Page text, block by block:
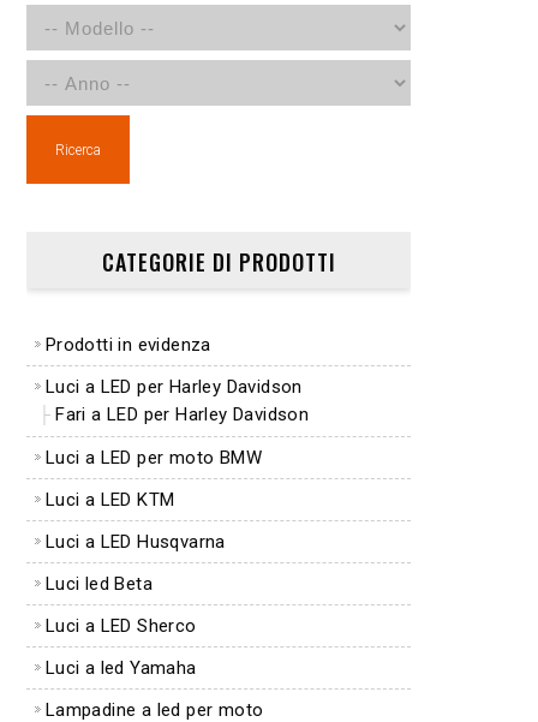
Ricerca
CATEGORIE DI PRODOTTI
Prodotti in evidenza
Luci a LED per Harley Davidson
Fari a LED per Harley Davidson
Luci a LED per moto BMW
Luci a LED KTM
Luci a LED Husqvarna
Luci led Beta
Luci a LED Sherco
Luci a led Yamaha
Lampadine a led per moto